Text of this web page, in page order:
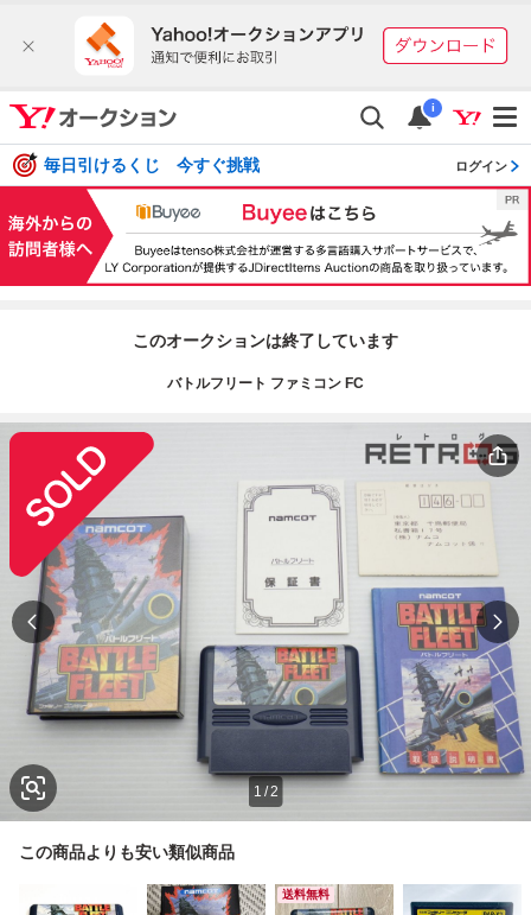
i
毎日引けるくじ 今すぐ挑戦 ログイン
このオークションは終了しています
バトルフリート ファミコン FC
1/2
この商品よりも安い類似商品
送料無料